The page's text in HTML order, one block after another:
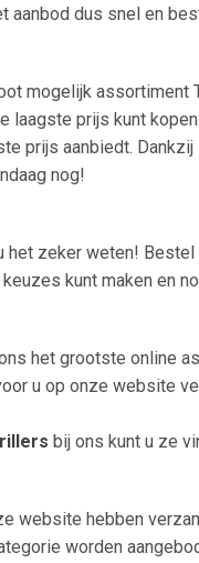
dus snel en
mogelijk
prijs kunt
prijs aanbiedt.
nog!
zeker weten!
kunt maken en
het grootste online
u op onze website
bij ons kunt u ze
website hebben
worden